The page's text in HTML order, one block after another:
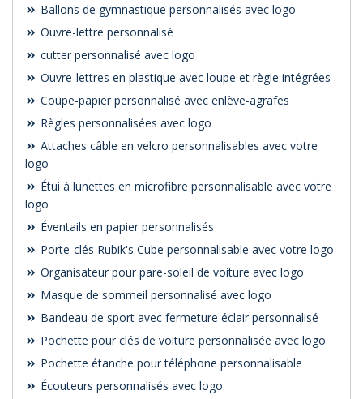
Ballons de gymnastique personnalisés avec logo
Ouvre-lettre personnalisé
cutter personnalisé avec logo
Ouvre-lettres en plastique avec loupe et règle intégrées
Coupe-papier personnalisé avec enlève-agrafes
Règles personnalisées avec logo
Attaches câble en velcro personnalisables avec votre
logo
Étui à lunettes en microfibre personnalisable avec votre
logo
Éventails en papier personnalisés
Porte-clés Rubik's Cube personnalisable avec votre logo
Organisateur pour pare-soleil de voiture avec logo
Masque de sommeil personnalisé avec logo
Bandeau de sport avec fermeture éclair personnalisé
Pochette pour clés de voiture personnalisée avec logo
Pochette étanche pour téléphone personnalisable
Écouteurs personnalisés avec logo